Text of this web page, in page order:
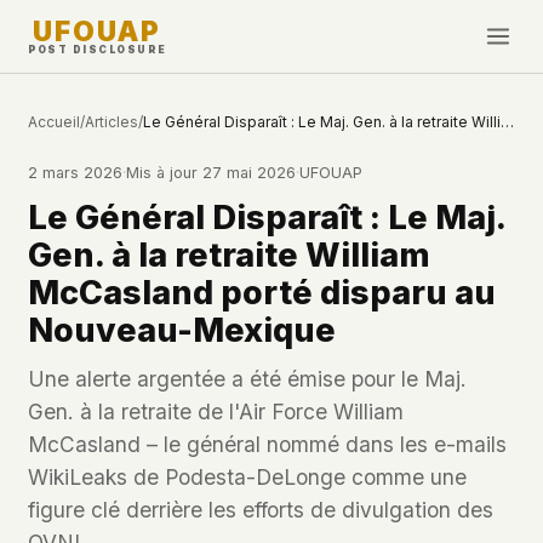
UFOUAP
POST DISCLOSURE
Topics & Tags
U.S. Govt Feed
NEWS
Cette Semaine
Nouveautés
Observations
PEOPLE
WHAT WE DON'T USE
✕
Google Analytics
✕ Facebook Pixel
Cookies
Third-party scripts
Accueil/Articles/ Le Général Disparaît : Le Maj. Gen. à la retraite William McCasland porté disparu au Nouveau-Mexique
2 mars 2026·Mis à jour 27 mai 2026·UFOUAP
Le Général Disparaît : Le Maj.
Gen. à la retraite William
McCasland porté disparu au
Nouveau-Mexique
Une alerte argentée a été émise pour le Maj.
Gen. à la retraite de l'Air Force William
McCasland – le général nommé dans les e-mails
WikiLeaks de Podesta-DeLonge comme une
figure clé derrière les efforts de divulgation des